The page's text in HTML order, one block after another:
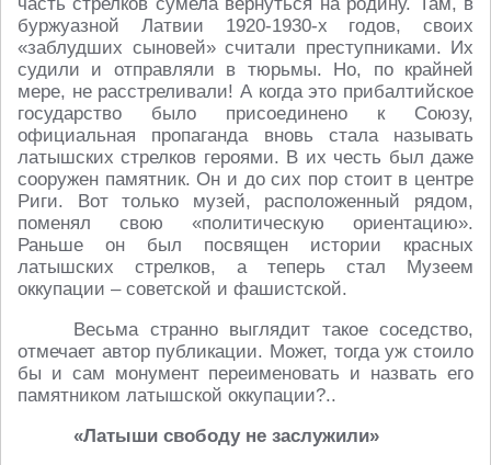
буржуазной Латвии 1920-1930-х годов, своих
«заблудших сыновей» считали преступниками. Их
судили и отправляли в тюрьмы. Но, по крайней
мере, не расстреливали! А когда это прибалтийское
государство было присоединено к Союзу,
официальная пропаганда вновь стала называть
латышских стрелков героями. В их честь был даже
сооружен памятник. Он и до сих пор стоит в центре
Риги. Вот только музей, расположенный рядом,
поменял свою «политическую ориентацию».
Раньше он был посвящен истории красных
латышских стрелков, а теперь стал Музеем
оккупации – советской и фашистской.
Весьма странно выглядит такое соседство,
отмечает автор публикации. Может, тогда уж стоило
бы и сам монумент переименовать и назвать его
памятником латышской оккупации?..
«Латыши свободу не заслужили»